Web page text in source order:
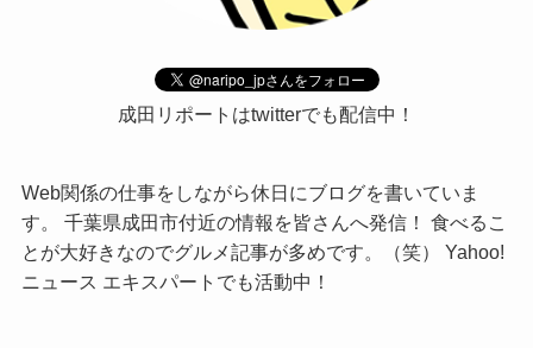
成田リポートはtwitterでも配信中！
Web関係の仕事をしながら休日にブログを書いていま
す。 千葉県成田市付近の情報を皆さんへ発信！ 食べるこ
とが大好きなのでグルメ記事が多めです。（笑） Yahoo!
ニュース エキスパートでも活動中！